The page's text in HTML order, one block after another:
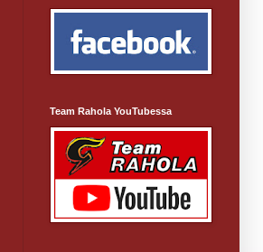
Team Rahola YouTubessa